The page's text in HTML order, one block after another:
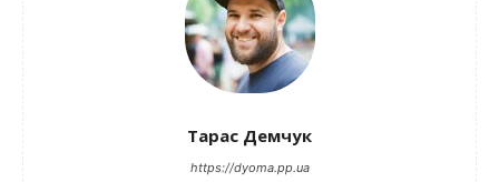
Тарас Демчук
https://dyoma.pp.ua